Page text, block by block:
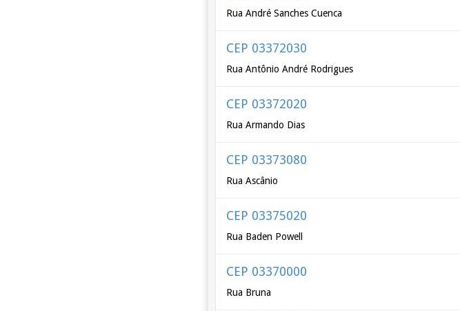
Rua André Sanches Cuenca
CEP 03372030
Rua Antônio André Rodrigues
CEP 03372020
Rua Armando Dias
CEP 03373080
Rua Ascânio
CEP 03375020
Rua Baden Powell
CEP 03370000
Rua Bruna